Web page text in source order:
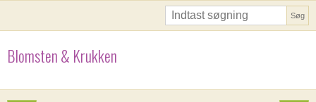
Søg
Blomsten & Krukken